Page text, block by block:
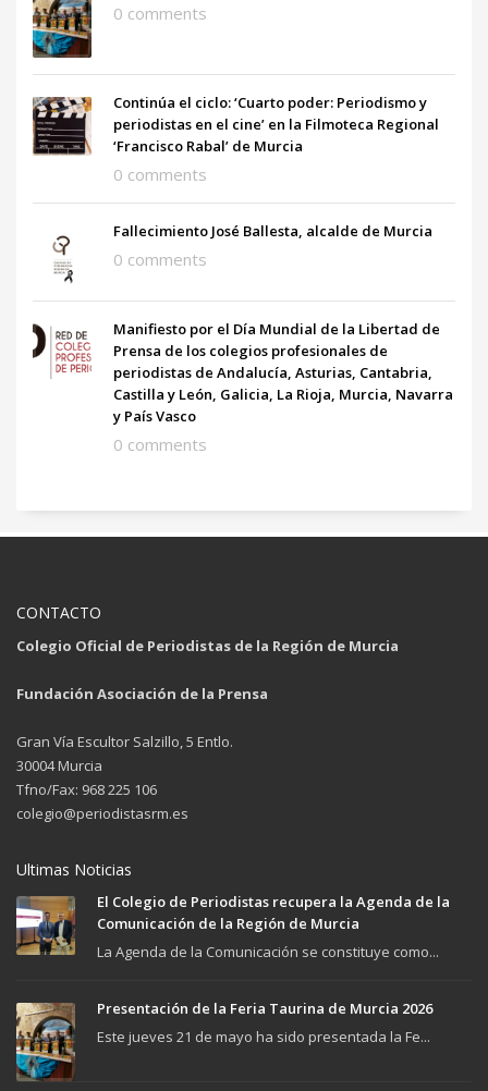
0 comments
Continúa el ciclo: ‘Cuarto poder: Periodismo y
periodistas en el cine’ en la Filmoteca Regional
‘Francisco Rabal’ de Murcia
0 comments
Fallecimiento José Ballesta, alcalde de Murcia
0 comments
Manifiesto por el Día Mundial de la Libertad de
Prensa de los colegios profesionales de
periodistas de Andalucía, Asturias, Cantabria,
Castilla y León, Galicia, La Rioja, Murcia, Navarra
y País Vasco
0 comments
CONTACTO
Colegio Oficial de Periodistas de la Región de Murcia
Fundación Asociación de la Prensa
Gran Vía Escultor Salzillo, 5 Entlo.
30004 Murcia
Tfno/Fax: 968 225 106
colegio@periodistasrm.es
Ultimas Noticias
El Colegio de Periodistas recupera la Agenda de la
Comunicación de la Región de Murcia
La Agenda de la Comunicación se constituye como...
Presentación de la Feria Taurina de Murcia 2026
Este jueves 21 de mayo ha sido presentada la Fe...